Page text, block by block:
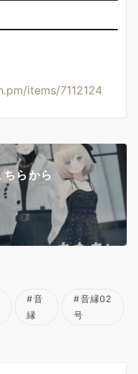
items/7112124
らから
音
縁
音縁02
号